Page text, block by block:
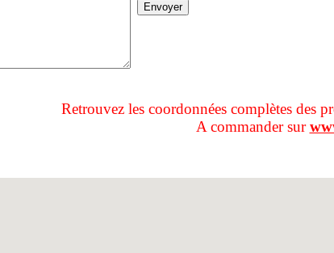
Retrouvez les coordonnées complètes des
A commander sur